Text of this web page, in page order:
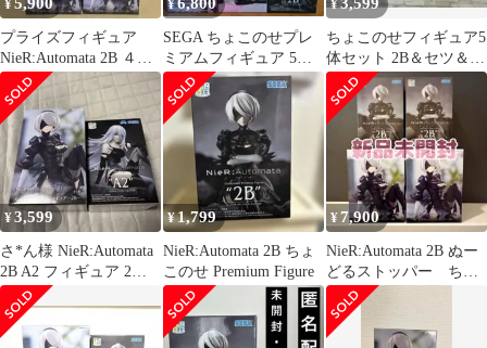
¥
プライズフィギュア
NieR:Automata 2B ４個
セット
¥
SEGA ちょこのせプレ
ミアムフィギュア 5体
セット 幽鬼・重音テト
他
¥
ちょこのせフィギュア5
体セット 2B＆セツ＆
SQ グノーシア ニーア
オートマタ
¥3,599
さ*ん様 NieR:Automata
2B A2 フィギュア 2体
セット
¥1,799
NieR:Automata 2B ちょ
このせ Premium Figure
¥ 7,900
NieR:Automata 2B ぬー
どるストッパー ちょ
このせプレミアム